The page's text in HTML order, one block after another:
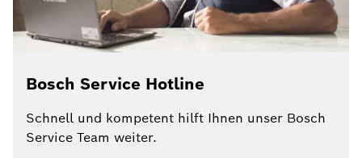
Bosch Service Hotline
Schnell und kompetent hilft Ihnen unser Bosch
Service Team weiter.